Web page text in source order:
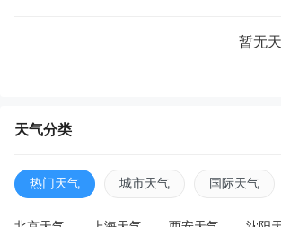
暂无
天气分类
热门天气 城市天气 国际天气